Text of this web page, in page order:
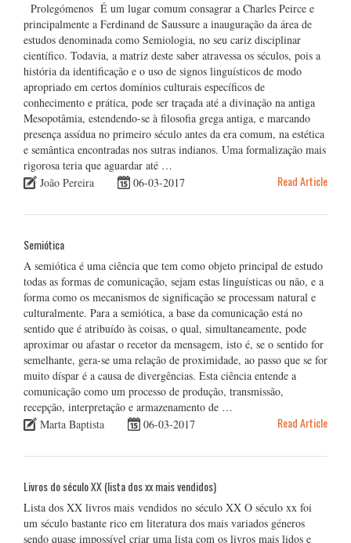
Prolegómenos É um lugar comum consagrar a Charles Peirce e
principalmente a Ferdinand de Saussure a inauguração da área de
estudos denominada como Semiologia, no seu cariz disciplinar
científico. Todavia, a matriz deste saber atravessa os séculos, pois a
história da identificação e o uso de signos linguísticos de modo
apropriado em certos domínios culturais específicos de
conhecimento e prática, pode ser traçada até a divinação na antiga
Mesopotâmia, estendendo-se à filosofia grega antiga, e marcando
presença assídua no primeiro século antes da era comum, na estética
e semântica encontradas nos sutras indianos. Uma formalização mais
rigorosa teria que aguardar até …
João Pereira
06-03-2017 Read Article
Semiótica
A semiótica é uma ciência que tem como objeto principal de estudo
todas as formas de comunicação, sejam estas linguísticas ou não, e a
forma como os mecanismos de significação se processam natural e
culturalmente. Para a semiótica, a base da comunicação está no
sentido que é atribuído às coisas, o qual, simultaneamente, pode
aproximar ou afastar o recetor da mensagem, isto é, se o sentido for
semelhante, gera-se uma relação de proximidade, ao passo que se for
muito díspar é a causa de divergências. Esta ciência entende a
comunicação como um processo de produção, transmissão,
recepção, interpretação e armazenamento de …
Marta Baptista
06-03-2017 Read Article
Livros do século XX (lista dos xx mais vendidos)
Lista dos XX livros mais vendidos no século XX O século xx foi
um século bastante rico em literatura dos mais variados géneros
sendo quase impossível criar uma lista com os livros mais lidos e